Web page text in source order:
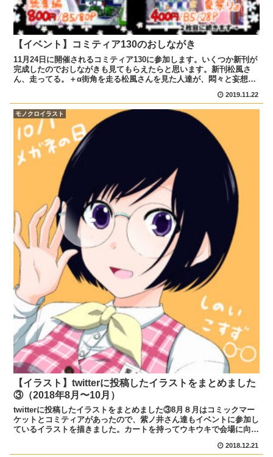
【イベント】コミティア130のおしながき
11月24日に開催されるコミティア130に参加します。いくつか新刊が
完成したのでおしながきも見てもらえたらと思います。新刊松風さ
ん、走ってる。＋α街角を走る松風さんを見た人達が、悶々と妄想を
2019.11.22
モノクロイラスト
【イラスト】twitterに投稿したイラストをまとめました
③（2018年8月〜10月）
twitterに投稿したイラストをまとめました③8月８月はコミックマー
ケットとコミティアがあったので、紫ノ井さん達もイベントに参加し
ているイラストを描きました。カートを持ってウキウキで会場に向か
2018.12.21